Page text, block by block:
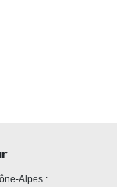
Alpes :